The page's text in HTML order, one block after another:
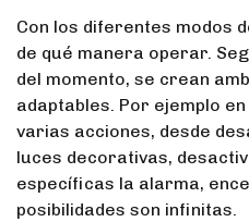
Con los diferentes modos
de qué manera operar.
del momento, se crean
adaptables. Por ejemplo
varias acciones, desde
luces decorativas,
específicas la alarma,
posibilidades son infinitas.